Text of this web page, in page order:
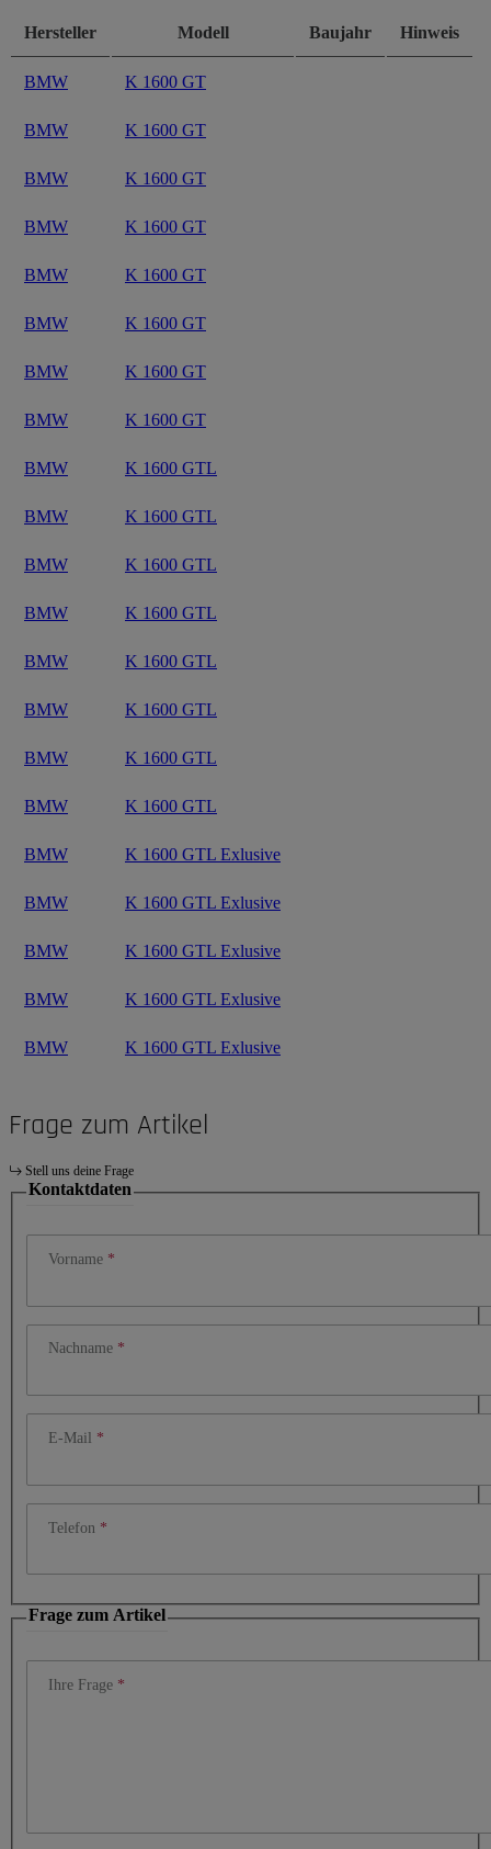
Hersteller Modell Baujahr Hinweis
BMW K 1600 GT
BMW K 1600 GT
BMW K 1600 GT
BMW K 1600 GT
BMW K 1600 GT
BMW K 1600 GT
BMW K 1600 GT
BMW K 1600 GT
BMW K 1600 GTL
BMW K 1600 GTL
BMW K 1600 GTL
BMW K 1600 GTL
BMW K 1600 GTL
BMW K 1600 GTL
BMW K 1600 GTL
BMW K 1600 GTL
BMW K 1600 GTL Exlusive
BMW K 1600 GTL Exlusive
BMW K 1600 GTL Exlusive
BMW K 1600 GTL Exlusive
BMW K 1600 GTL Exlusive
Frage zum Artikel
Stell uns deine Frage
Kontaktdaten
Vorname
Nachname
E-Mail
Telefon
Frage zum Artikel
Ihre Frage